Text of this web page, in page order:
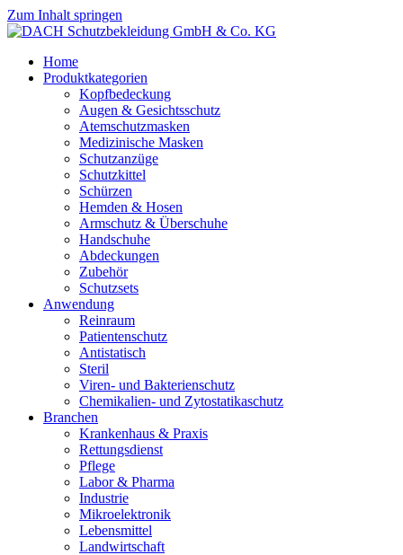
Zum Inhalt springen
Home
Produktkategorien
Kopfbedeckung
Augen & Gesichtsschutz
Atemschutzmasken
Medizinische Masken
Schutzanzüge
Schutzkittel
Schürzen
Hemden & Hosen
Armschutz & Überschuhe
Handschuhe
Abdeckungen
Zubehör
Schutzsets
Anwendung
Reinraum
Patientenschutz
Antistatisch
Steril
Viren- und Bakterienschutz
Chemikalien- und Zytostatikaschutz
Branchen
Krankenhaus & Praxis
Rettungsdienst
Pflege
Labor & Pharma
Industrie
Mikroelektronik
Lebensmittel
Landwirtschaft